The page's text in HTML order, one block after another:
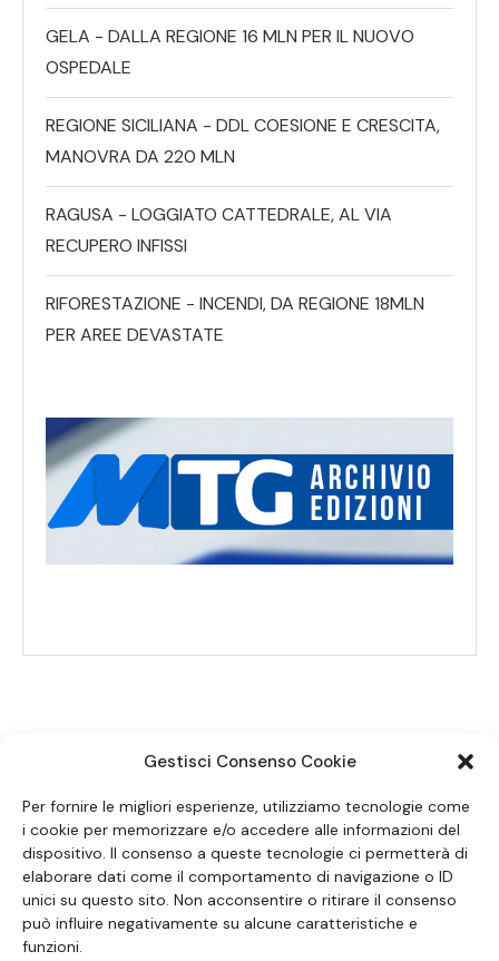
Gestisci Consenso Cookie
Per fornire le migliori esperienze, utilizziamo tecnologie come
i cookie per memorizzare e/o accedere alle informazioni del
dispositivo. Il consenso a queste tecnologie ci permetterà di
elaborare dati come il comportamento di navigazione o ID
unici su questo sito. Non acconsentire o ritirare il consenso
può influire negativamente su alcune caratteristiche e
funzioni.
GELA - DALLA REGIONE 16 MLN PER IL NUOVO
OSPEDALE
REGIONE SICILIANA - DDL COESIONE E CRESCITA,
MANOVRA DA 220 MLN
RAGUSA - LOGGIATO CATTEDRALE, AL VIA
RECUPERO INFISSI
RIFORESTAZIONE - INCENDI, DA REGIONE 18MLN
PER AREE DEVASTATE
SEGUICI SUI SOCIAL